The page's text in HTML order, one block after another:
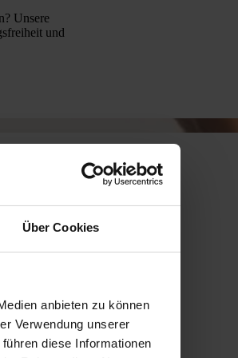
Über Cookies
anbieten zu können
Verwendung unserer
diese Informationen
Unsere
und
Sie mit
Die große